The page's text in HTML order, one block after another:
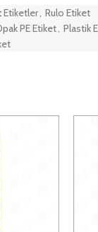
Etiketler, Rulo Etiket
PE Etiket, Plastik